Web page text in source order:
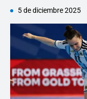
5 de diciembre 2025